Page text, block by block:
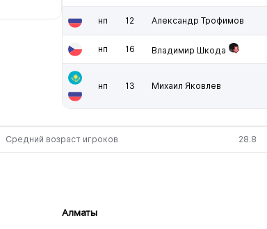
нп 12 Александр Трофимов
нп 16 Владимир Шкода
нп 13 Михаил Яковлев
Средний возраст игроков 28.8
Алматы